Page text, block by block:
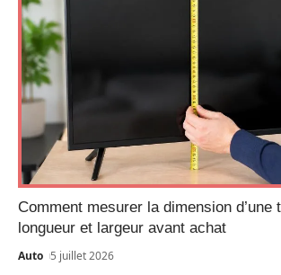
Comment mesurer la dimension d’une
longueur et largeur avant achat
Auto 5 juillet 2026